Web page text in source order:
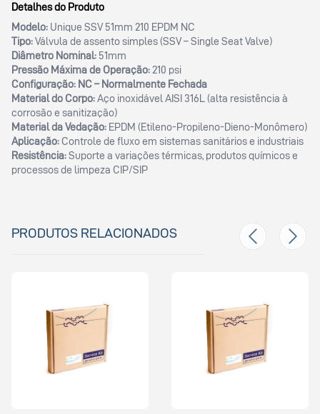
Detalhes do Produto
Modelo: Unique SSV 51mm 210 EPDM NC
Tipo:Válvula de assento simples (SSV – Single Seat Valve)
Diâmetro Nominal: 51mm
Pressão Máxima de Operação:210 psi
Configuração: NC – Normalmente Fechada
Material do Corpo:Aço inoxidável AISI 316L (alta resistência à
corrosão e sanitização)
Material da Vedação: EPDM (Etileno-Propileno-Dieno-Monômero)
Aplicação: Controle de fluxo em sistemas sanitários e industriais
Resistência:Suporte a variações térmicas, produtos químicos e
processos de limpeza CIP/SIP
PRODUTOS RELACIONADOS